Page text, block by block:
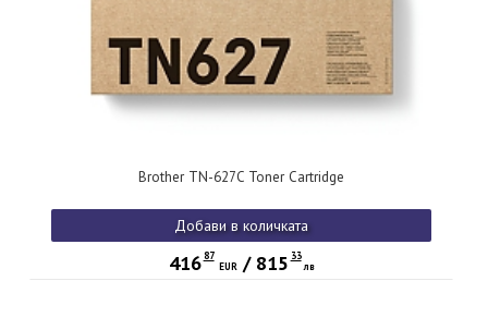
Brother TN-627C Toner Cartridge
Добави в количката
416 87
EUR/ 815 33
лв